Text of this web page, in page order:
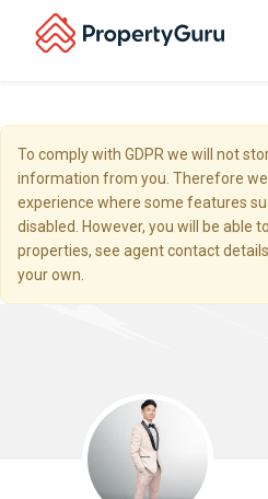
To comply with GDPR we will not
information from you. Therefore
experience where some features
disabled. However, you will be able
properties, see agent contact
your own.